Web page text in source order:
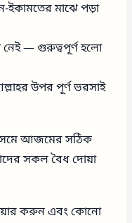
মাঝে পড়া
নেই — গুরুত্বপূর্ণ হলো
উপর পূর্ণ ভরসাই
আজমের সঠিক
সকল বৈধ দোয়া
করুন এবং কোনো